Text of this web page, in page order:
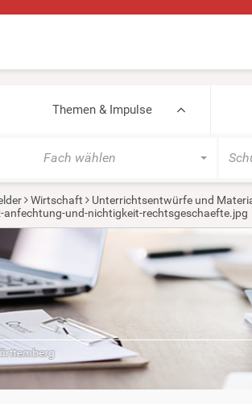
Themen & Impulse
Fach wählen
Wirtschaft Unterrichtsentwürfe und
anfechtung-und-nichtigkeit-rechtsgeschaefte.jpg